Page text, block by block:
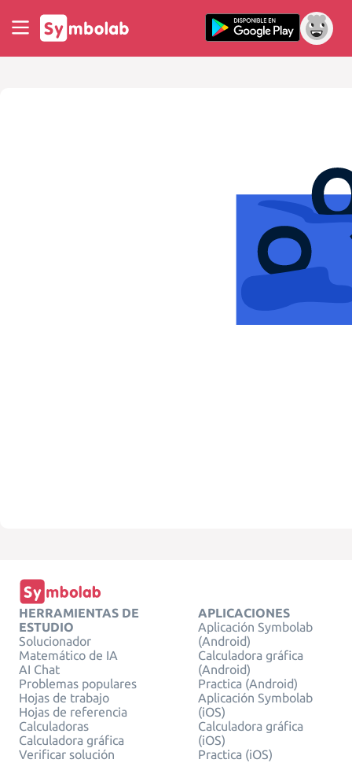
HERRAMIENTAS DE
ESTUDIO
Solucionador
Matemático de IA
AI Chat
Problemas populares
Hojas de trabajo
Hojas de referencia
Calculadoras
Calculadora gráfica
Verificar solución
APLICACIONES
Aplicación Symbolab
(Android)
Calculadora gráfica
(Android)
Practica (Android)
Aplicación Symbolab
(iOS)
Calculadora gráfica
(iOS)
Practica (iOS)